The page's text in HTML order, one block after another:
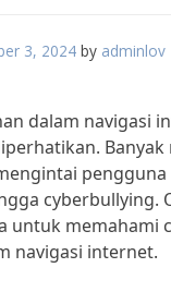
3, 2024 by adminlov
dalam navigasi
Banyak
cyberbullying.
untuk memahami
navigasi internet.